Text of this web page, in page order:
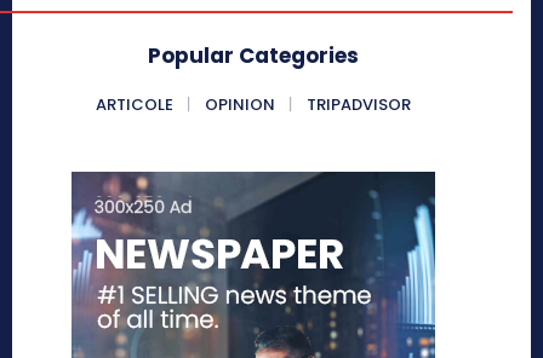
Popular Categories
ARTICOLE OPINION TRIPADVISOR